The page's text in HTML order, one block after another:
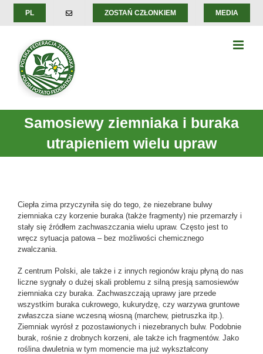
Skip
PL ZOSTAŃ CZŁONKIEM MEDIA
Samosiewy ziemniaka i buraka
utrapieniem wielu upraw
Ciepła zima przyczyniła się do tego, że niezebrane bulwy
ziemniaka czy korzenie buraka (także fragmenty) nie przemarzły i
stały się źródłem zachwaszczania wielu upraw. Często jest to
wręcz sytuacja patowa – bez możliwości chemicznego
zwalczania.
Z centrum Polski, ale także i z innych regionów kraju płyną do nas
liczne sygnały o dużej skali problemu z silną presją samosiewów
ziemniaka czy buraka. Zachwaszczają uprawy jare przede
wszystkim buraka cukrowego, kukurydzę, czy warzywa gruntowe
zwłaszcza siane wczesną wiosną (marchew, pietruszka itp.).
Ziemniak wyrósł z pozostawionych i niezebranych bulw. Podobnie
burak, rośnie z drobnych korzeni, ale także ich fragmentów. Jako
roślina dwuletnia w tym momencie ma już wykształcony